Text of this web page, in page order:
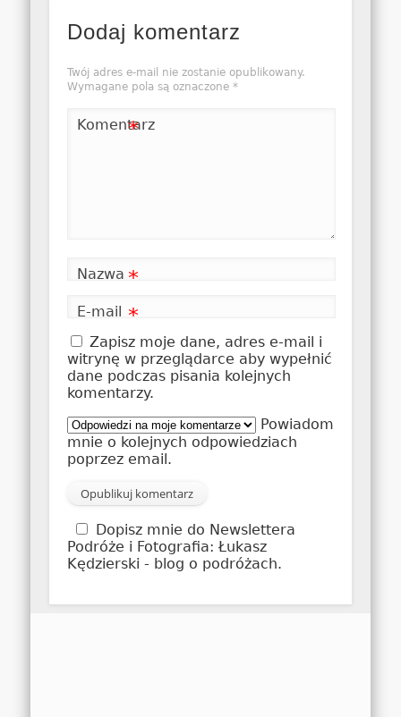
Dodaj komentarz
Twój adres e-mail nie zostanie opublikowany.
Wymagane pola są oznaczone *
Komentarz
*
Nazwa *
E-mail *
Zapisz moje dane, adres e-mail i
witrynę w przeglądarce aby wypełnić
dane podczas pisania kolejnych
komentarzy.
Powiadom
mnie o kolejnych odpowiedziach
poprzez email.
Dopisz mnie do Newslettera
Podróże i Fotografia: Łukasz
Kędzierski - blog o podróżach.